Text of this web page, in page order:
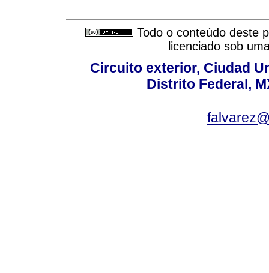
Todo o conteúdo deste
licenciado sob
Circuito exterior, Ciudad
Distrito Federal,